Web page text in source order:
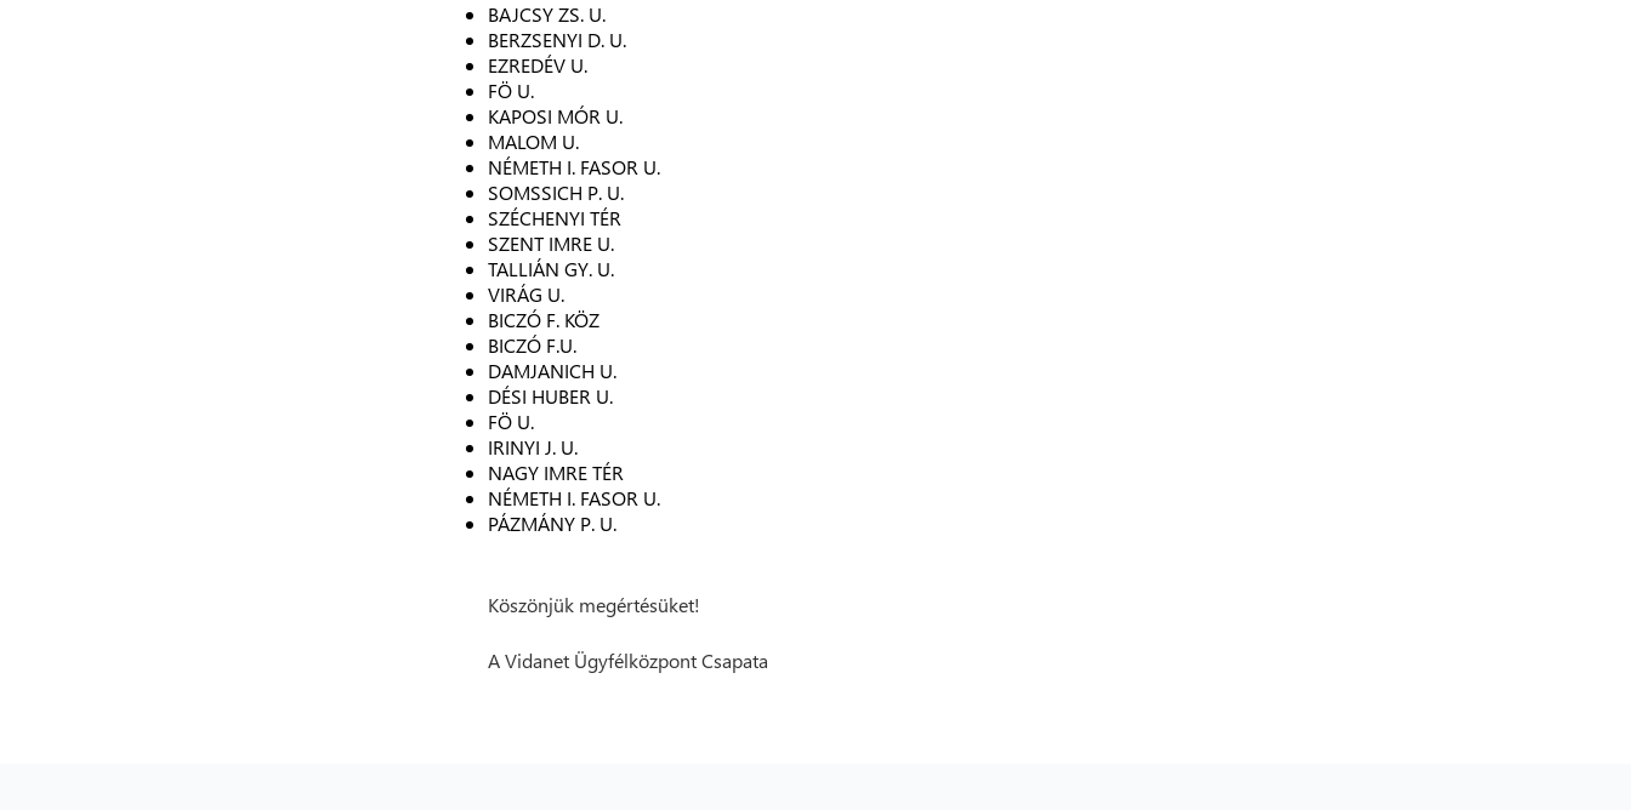
BAJCSY ZS. U.
BERZSENYI D. U.
EZREDÉV U.
FÖ U.
KAPOSI MÓR U.
MALOM U.
NÉMETH I. FASOR U.
SOMSSICH P. U.
SZÉCHENYI TÉR
SZENT IMRE U.
TALLIÁN GY. U.
VIRÁG U.
BICZÓ F. KÖZ
BICZÓ F.U.
DAMJANICH U.
DÉSI HUBER U.
FÖ U.
IRINYI J. U.
NAGY IMRE TÉR
NÉMETH I. FASOR U.
PÁZMÁNY P. U.
Köszönjük megértésüket!
A Vidanet Ügyfélközpont Csapata